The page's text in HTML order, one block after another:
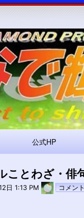
公式HP
ことわざ・俳
日 1:13 PM pokari7
コメント